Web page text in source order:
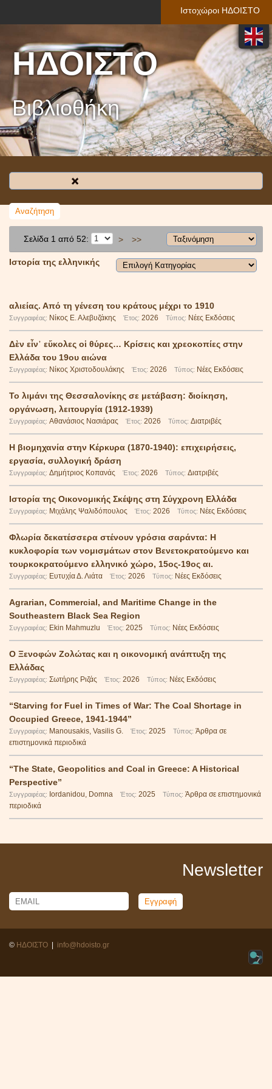
Ιστοχώροι ΗΔΟΙΣΤΟ
ΗΔΟΙΣΤΟ
Βιβλιοθήκη
Σελίδα 1 από 52: > >>
Ιστορία της ελληνικής
αλιείας. Από τη γένεση του κράτους μέχρι το 1910
Συγγραφέας: Νίκος Ε. Αλεβυζάκης Έτος: 2026 Τύπος: Νέες Εκδόσεις
Δὲν εἶν᾿ εὔκολες οἱ θύρες… Κρίσεις και χρεοκοπίες στην
Ελλάδα του 19ου αιώνα
Συγγραφέας: Νίκος Χριστοδουλάκης Έτος: 2026 Τύπος: Νέες Εκδόσεις
Το λιμάνι της Θεσσαλονίκης σε μετάβαση: διοίκηση,
οργάνωση, λειτουργία (1912-1939)
Συγγραφέας: Αθανάσιος Νασιάρας Έτος: 2026 Τύπος: Διατριβές
Η βιομηχανία στην Κέρκυρα (1870-1940): επιχειρήσεις,
εργασία, συλλογική δράση
Συγγραφέας: Δημήτριος Κοπανάς Έτος: 2026 Τύπος: Διατριβές
Ιστορία της Οικονομικής Σκέψης στη Σύγχρονη Ελλάδα
Συγγραφέας: Μιχάλης Ψαλιδόπουλος Έτος: 2026 Τύπος: Νέες Εκδόσεις
Φλωρία δεκατέσσερα στένουν γρόσια σαράντα: Η
κυκλοφορία των νομισμάτων στον Βενετοκρατούμενο και
τουρκοκρατούμενο ελληνικό χώρο, 15ος-19ος αι.
Συγγραφέας: Ευτυχία Δ. Λιάτα Έτος: 2026 Τύπος: Νέες Εκδόσεις
Agrarian, Commercial, and Maritime Change in the
Southeastern Black Sea Region
Συγγραφέας: Ekin Mahmuzlu Έτος: 2025 Τύπος: Νέες Εκδόσεις
Ο Ξενοφών Ζολώτας και η οικονομική ανάπτυξη της
Ελλάδας
Συγγραφέας: Σωτήρης Ριζάς Έτος: 2026 Τύπος: Νέες Εκδόσεις
“Starving for Fuel in Times of War: The Coal Shortage in
Occupied Greece, 1941-1944”
Συγγραφέας: Manousakis, Vasilis G. Έτος: 2025 Τύπος: Άρθρα σε
επιστημονικά περιοδικά
“The State, Geopolitics and Coal in Greece: A Historical
Perspective”
Συγγραφέας: Iordanidou, Domna Έτος: 2025 Τύπος: Άρθρα σε επιστημονικά
περιοδικά
Newsletter
Email Name
© ΗΔΟΙΣΤΟ info@hdoisto.gr